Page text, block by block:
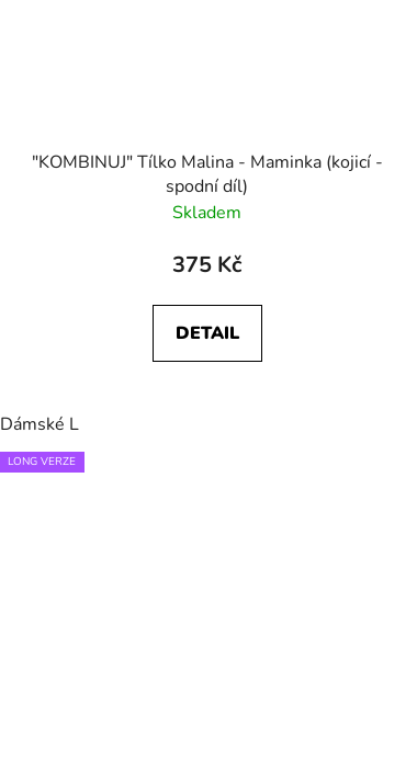
"KOMBINUJ" Tílko Malina - Maminka (kojicí -
spodní díl)
Skladem
375 Kč
DETAIL
Dámské L
LONG VERZE